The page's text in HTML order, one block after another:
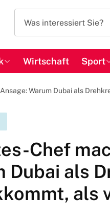
Wirtschaft Sport
Warum Dubai als
Chef
Dubai als
als